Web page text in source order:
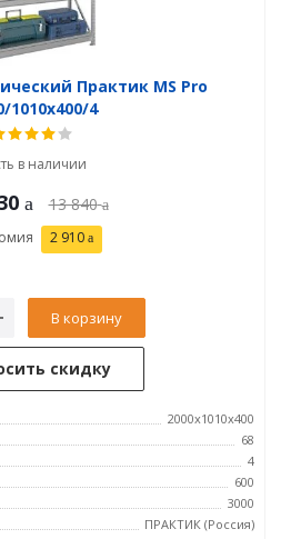
Практик MS Pro
1010x400/4
в наличии
13 840
2 910
В корзину
скидку
2000x1010x400
68
4
600
3000
ПРАКТИК (Россия)